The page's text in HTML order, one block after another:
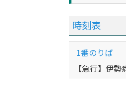
時刻表
1番のりば
【急行】伊